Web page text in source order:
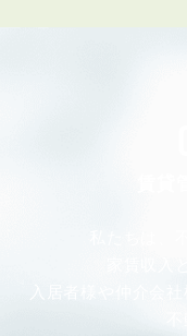
入居者様や仲介会